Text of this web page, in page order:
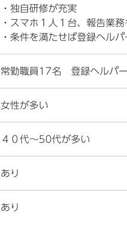
・独自研修が充実
・スマホ１人１台、報告業
・条件を満たせば登録ヘル
常勤職員17名 登録ヘルパ
女性が多い
４０代～50代が多い
あり
あり